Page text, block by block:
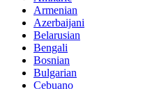
Armenian
Azerbaijani
Belarusian
Bengali
Bosnian
Bulgarian
Cebuano